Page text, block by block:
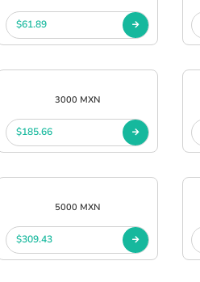
$61.89
3000 MXN
$185.66
5000 MXN
$309.43